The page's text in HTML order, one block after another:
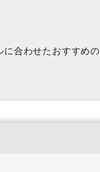
合わせたおすすめ